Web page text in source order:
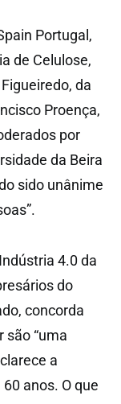
Portugal,
de Celulose,
da
Proença,
por
da Beira
sido unânime
4.0 da
do
concorda
são “uma
a
anos. O que